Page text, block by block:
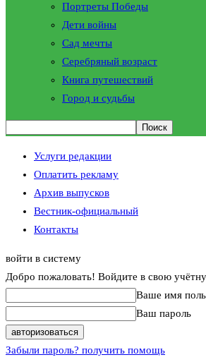
Портреты Победы
Дети войны
Сад мечты
Серебряный возраст
Книга путешествий
Город и судьбы
Услуги редакции
Оплатить рекламу
Архив выпусков
Вестник-официальный
Контакты
войти в систему
Добро пожаловать! Войдите в свою
Ваше имя
Ваш пароль
Забыли пароль? получить помощь